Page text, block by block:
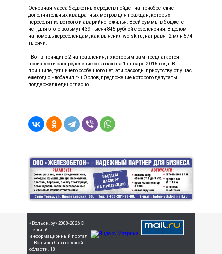
Основная масса бюджетных средств пойдет на приобретение
дополнительных квадратных метров для граждан, которых
переселят из ветхого и аварийного жилья. Всей суммы в бюджете
нет, для этого возьмут 439 тысяч 845 рублей с озеленения. В целом
на помощь переселенцам, как выяснил wolsk.ru, направят 2 млн 574
тысячи.
- Вот в принципе 2 направления, по которым вам предлагается
произвести распределение остатков на 1 января 2015 года. В
принципе, тут ничего особенного нет, эти расходы присутствуют у нас
ежегодно, - добавил г-н Орлов, предложение которого депутаты
поддержали единогласно.
«Вольск.ру» 2008-2026 ©
Первый
информационный портал
г. Вольска Саратовской
области. 18+